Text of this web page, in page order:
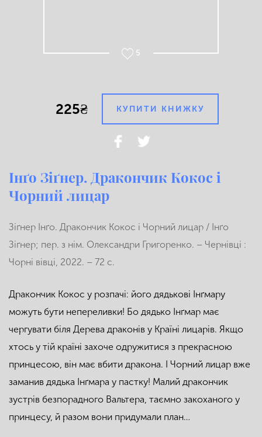
5
225₴ КУПИТИ КНИЖКУ
Інґо Зіґнер. Дракончик Кокос і
Чорний лицар
Зіґнер Інґо. Дракончик Кокос і Чорний лицар / Інґо
Зіґнер; пер. з нім. Олександри Григоренко. – Чернівці :
Чорні вівці, 2022. – 72 с.
Дракончик Кокос у розпачі: його дядькові Інґмару
можуть бути непереливки! Бо дядько Інґмар має
чергувати біля Дерева драконів у Країні лицарів. Якщо
хтось у тій країні захоче одружитися з прекрасною
принцесою, він має вбити дракона. І Чорний лицар вже
заманив дядька Інґмара у пастку! Малий дракончик
зустрів безпорадного Вальтера, таємно закоханого у
принцесу, й разом вони придумали план…